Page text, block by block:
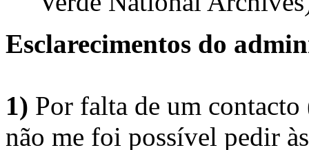
Esclarecimentos do
1) Por falta de um
não me foi possível pedir